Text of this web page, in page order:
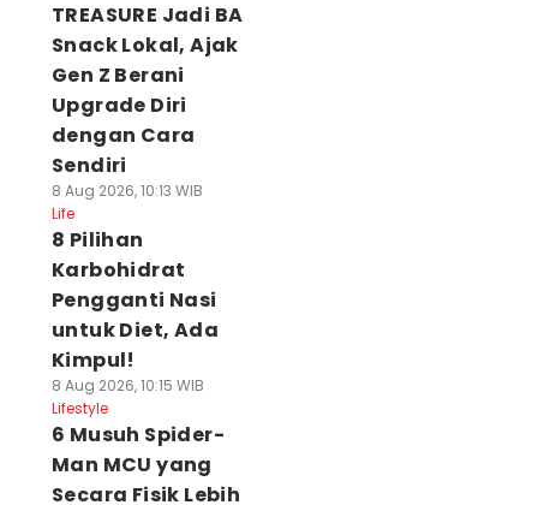
TREASURE Jadi BA
Snack Lokal, Ajak
Gen Z Berani
Upgrade Diri
dengan Cara
Sendiri
8 Aug 2026, 10:13 WIB
Life
8 Pilihan
Karbohidrat
Pengganti Nasi
untuk Diet, Ada
Kimpul!
8 Aug 2026, 10:15 WIB
Lifestyle
6 Musuh Spider-
Man MCU yang
Secara Fisik Lebih